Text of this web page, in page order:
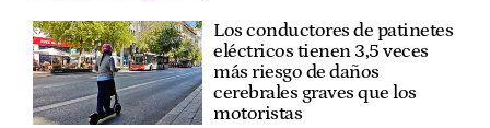
Los conductores de patinetes
eléctricos tienen 3,5 veces
más riesgo de daños
cerebrales graves que los
motoristas